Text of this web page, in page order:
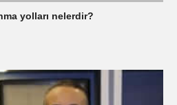
yolları nelerdir?